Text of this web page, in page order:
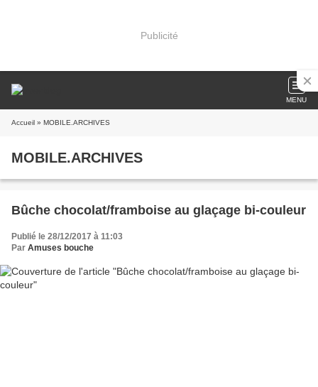
Publicité
MENU
Accueil » MOBILE.ARCHIVES
MOBILE.ARCHIVES
Bûche chocolat/framboise au glaçage bi-couleur
Publié le 28/12/2017 à 11:03
Par Amuses bouche